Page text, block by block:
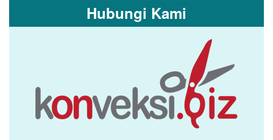
Hubungi Kami